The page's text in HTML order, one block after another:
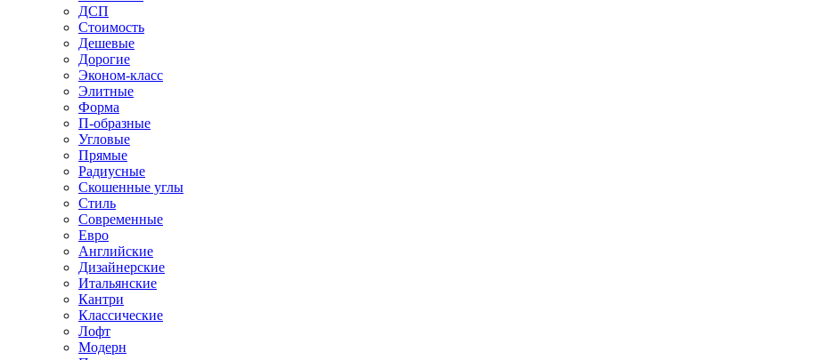
ДСП
Стоимость
Дешевые
Дорогие
Эконом-класс
Элитные
Форма
П-образные
Угловые
Прямые
Радиусные
Скошенные углы
Стиль
Современные
Евро
Английские
Дизайнерские
Итальянские
Кантри
Классические
Лофт
Модерн